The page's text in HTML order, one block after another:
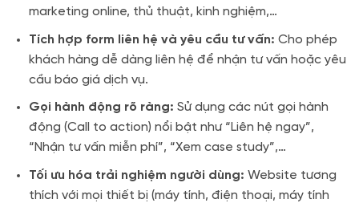
marketing online, thủ thuật, kinh nghiệm,…
Tích hợp form liên hệ và yêu cầu tư vấn: Cho phép
khách hàng dễ dàng liên hệ để nhận tư vấn hoặc yêu
cầu báo giá dịch vụ.
Gọi hành động rõ ràng: Sử dụng các nút gọi hành
động (Call to action) nổi bật như “Liên hệ ngay”,
“Nhận tư vấn miễn phí”, “Xem case study”,…
Tối ưu hóa trải nghiệm người dùng: Website tương
thích với mọi thiết bị (máy tính, điện thoại, máy tính